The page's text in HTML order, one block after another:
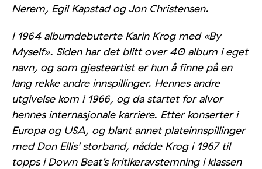
Nerem, Egil Kapstad og Jon Christensen.
I 1964 albumdebuterte Karin Krog med «By
Myself». Siden har det blitt over 40 album i eget
navn, og som gjesteartist er hun å finne på en
lang rekke andre innspillinger. Hennes andre
utgivelse kom i 1966, og da startet for alvor
hennes internasjonale karriere. Etter konserter i
Europa og USA, og blant annet plateinnspillinger
med Don Ellis’ storband, nådde Krog i 1967 til
topps i Down Beat’s kritikeravstemning i klassen